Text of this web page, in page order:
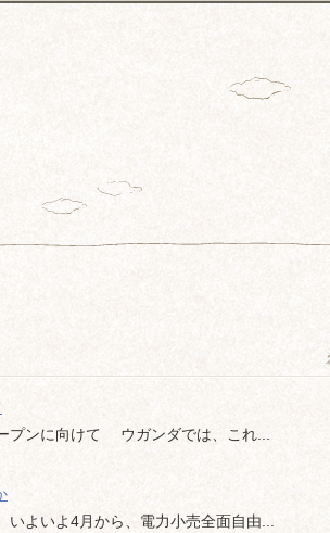
プンに向けて ウガンダでは、これ...
よいよ4月から、電力小売全面自由...